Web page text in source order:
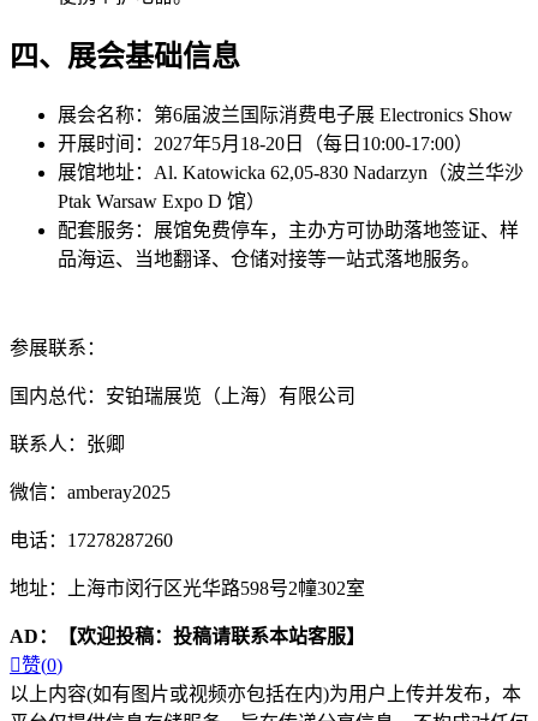
四、展会基础信息
展会名称：第6届波兰国际消费电子展 Electronics Show
开展时间：2027年5月18-20日（每日10:00-17:00）
展馆地址：Al. Katowicka 62,05-830 Nadarzyn（波兰华沙
Ptak Warsaw Expo D 馆）
配套服务：展馆免费停车，主办方可协助落地签证、样
品海运、当地翻译、仓储对接等一站式落地服务。
参展联系：
国内总代：安铂瑞展览（上海）有限公司
联系人：张卿
微信：amberay2025
电话：17278287260
地址：上海市闵行区光华路598号2幢302室
AD：
【欢迎投稿：投稿请联系本站客服】
赞(0)
以上内容(如有图片或视频亦包括在内)为用户上传并发布，本